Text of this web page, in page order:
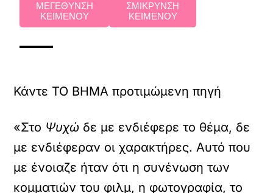
ΜΕΓΕΘΥΝΣΗ
ΚΕΙΜΕΝΟΥ
ΣΜΙΚΡΥΝΣΗ
ΚΕΙΜΕΝΟΥ
Κάντε TO BHMA προτιμώμενη πηγή
«Στο Ψυχώ δε με ενδιέφερε το θέμα, δε
με ενδιέφεραν οι χαρακτήρες. Αυτό που
με ένοιαζε ήταν ότι η συνένωση των
κομματιών του φιλμ, η φωτογραφία, το